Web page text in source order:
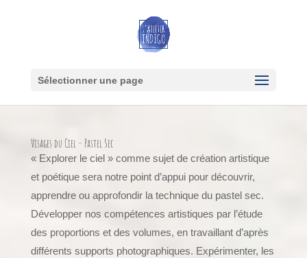
Sélectionner une page
Visages du Ciel – Pastel Sec
« Explorer le ciel » comme sujet de création artistique
et poétique sera notre point d’appui pour découvrir,
apprendre ou approfondir la technique du pastel sec.
Développer nos compétences artistiques par l’étude
des proportions et des volumes, en travaillant d’après
différents supports photographiques. Expérimenter, les